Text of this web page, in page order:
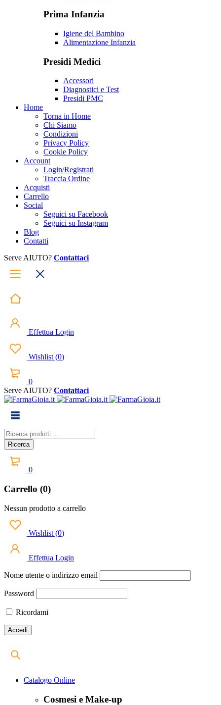
Prima Infanzia
Igiene del Bambino
Alimentazione Infanzia
Presidi Medici
Accessori
Diagnostici e Test
Presidi PMC
Home
Torna in Home
Chi Siamo
Condizioni
Privacy Policy
Cookie Policy
Account
Login/Registrati
Traccia Ordine
Acquisti
Carrello
Social
Seguici su Facebook
Seguici su Instagram
Blog
Contatti
Serve AIUTO? Contattaci
Effettua Login
Wishlist(0)
0
Serve AIUTO? Contattaci
0
Carrello (0)
Nessun prodotto a carrello
Wishlist (0)
Effettua Login
Nome utente o indirizzo email
Password
Ricordami
Catalogo Online
Cosmesi e Make-up